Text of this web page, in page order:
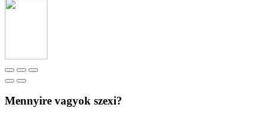
Mennyire vagyok szexi?